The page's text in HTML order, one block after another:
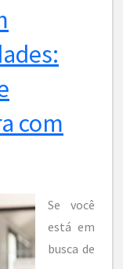
com
Se você
está em
busca de